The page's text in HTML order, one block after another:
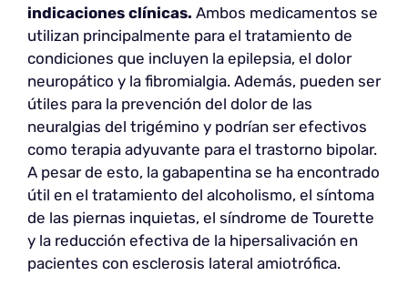
indicaciones clínicas. Ambos medicamentos se
utilizan principalmente para el tratamiento de
condiciones que incluyen la epilepsia, el dolor
neuropático y la fibromialgia. Además, pueden ser
útiles para la prevención del dolor de las
neuralgias del trigémino y podrían ser efectivos
como terapia adyuvante para el trastorno bipolar.
A pesar de esto, la gabapentina se ha encontrado
útil en el tratamiento del alcoholismo, el síntoma
de las piernas inquietas, el síndrome de Tourette
y la reducción efectiva de la hipersalivación en
pacientes con esclerosis lateral amiotrófica.